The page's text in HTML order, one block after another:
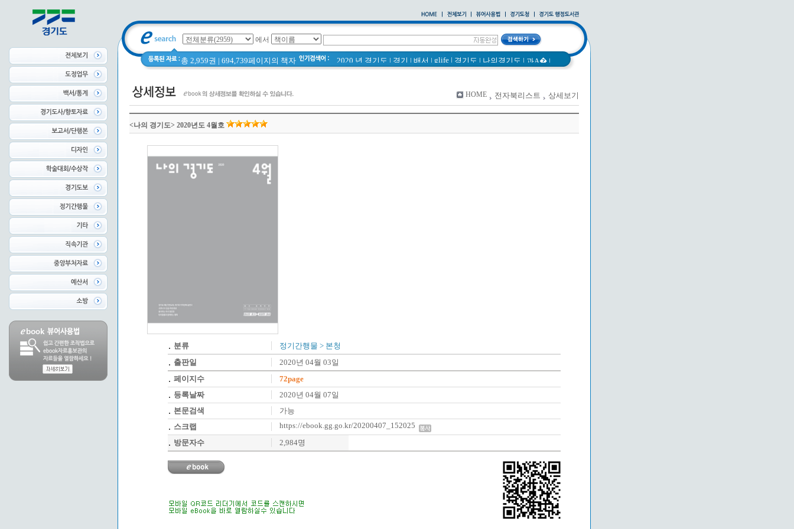
에서
총 2,959권 | 694,739페이지의 책자 2020 년 경기도 | 경기 | 배서 | glife | 경기도 | 나의경기도 | 과A� |
통계연보|
2021 경기도 공동주택 품질점검 사례집|경기도 바로알기|
공동주택|국토의 계획 및 이용에 관한 법률_질의 회신 사례집|
HOME 전자북리스트 상세보기
<나의 경기도> 2020년도 4월호
분류 정기간행물 > 본청
출판일
2020년 04월 03일
페이지수
72page
등록날짜
2020년 04월 07일
본문검색
가능
스크랩
https://ebook.gg.go.kr/20200407_152025
방문자수
2,984명